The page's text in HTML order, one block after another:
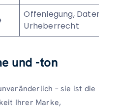
Offenlegung, Daten,
Urheberrecht
und -ton
– sie ist die
Ihrer Marke,